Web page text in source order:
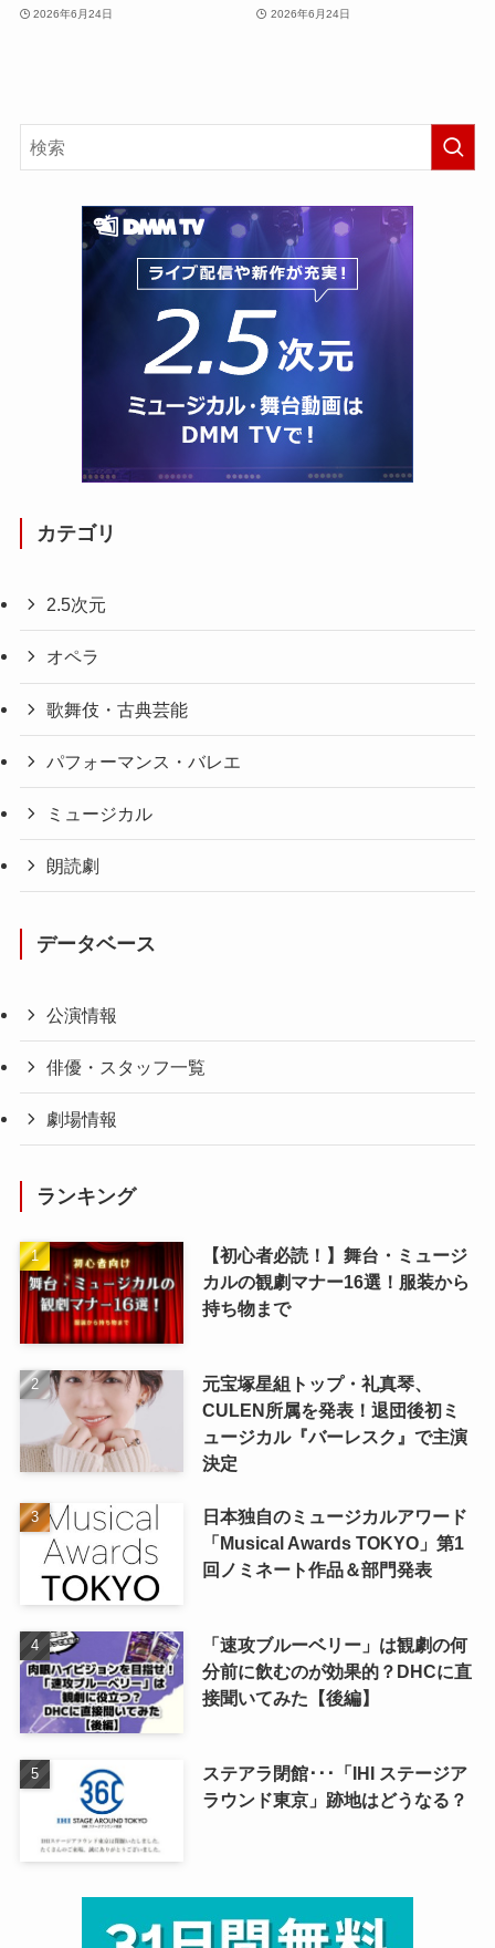
2026年6月24日 2026年6月24日
カテゴリ
2.5次元
オペラ
歌舞伎・古典芸能
パフォーマンス・バレエ
ミュージカル
朗読劇
データベース
公演情報
俳優・スタッフ一覧
劇場情報
ランキング
【初心者必読！】舞台・ミュージ
カルの観劇マナー16選！服装から
持ち物まで
元宝塚星組トップ・礼真琴、
CULEN所属を発表！退団後初ミ
ュージカル『バーレスク』で主演
決定
日本独自のミュージカルアワード
「Musical Awards TOKYO」第1
回ノミネート作品＆部門発表
「速攻ブルーベリー」は観劇の何
分前に飲むのが効果的？DHCに直
接聞いてみた【後編】
ステアラ閉館･･･「IHI ステージア
ラウンド東京」跡地はどうなる？